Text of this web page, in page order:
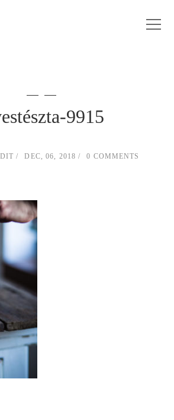
9915
DEC, 06, 2018 0 COMMENTS